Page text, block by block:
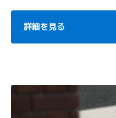
詳細を見る